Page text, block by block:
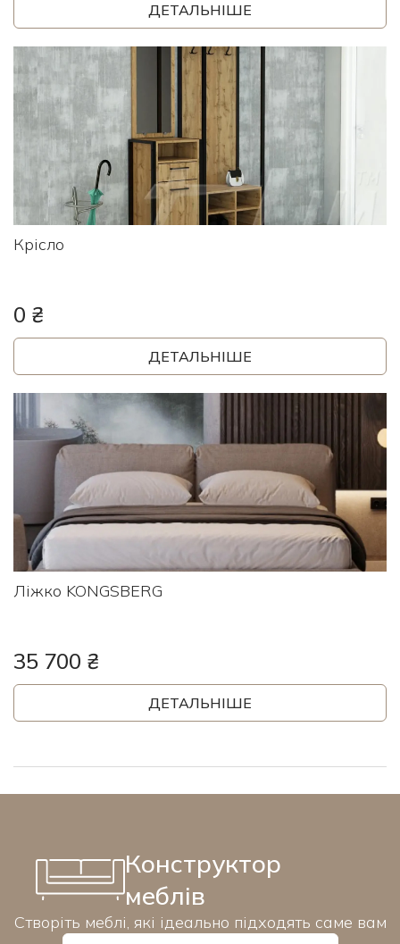
ДЕТАЛЬНІШЕ
Крісло
0 ₴
ДЕТАЛЬНІШЕ
Ліжко KONGSBERG
35 700 ₴
ДЕТАЛЬНІШЕ
Конструктор
меблів
Створіть меблі, які ідеально підходять саме вам